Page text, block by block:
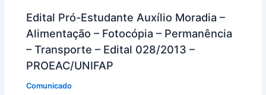
Edital Pró-Estudante Auxílio Moradia –
Alimentação – Fotocópia – Permanência
– Transporte – Edital 028/2013 –
PROEAC/UNIFAP
Comunicado